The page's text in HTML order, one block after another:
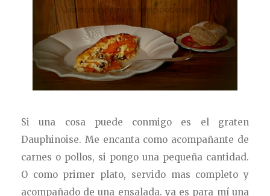
Si una cosa puede conmigo es el graten
Dauphinoise. Me encanta como acompañante de
carnes o pollos, si pongo una pequeña cantidad.
O como primer plato, servido mas completo y
acompañado de una ensalada. ya es para mí una